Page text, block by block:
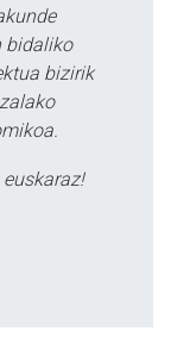
bidaliko
bizirik